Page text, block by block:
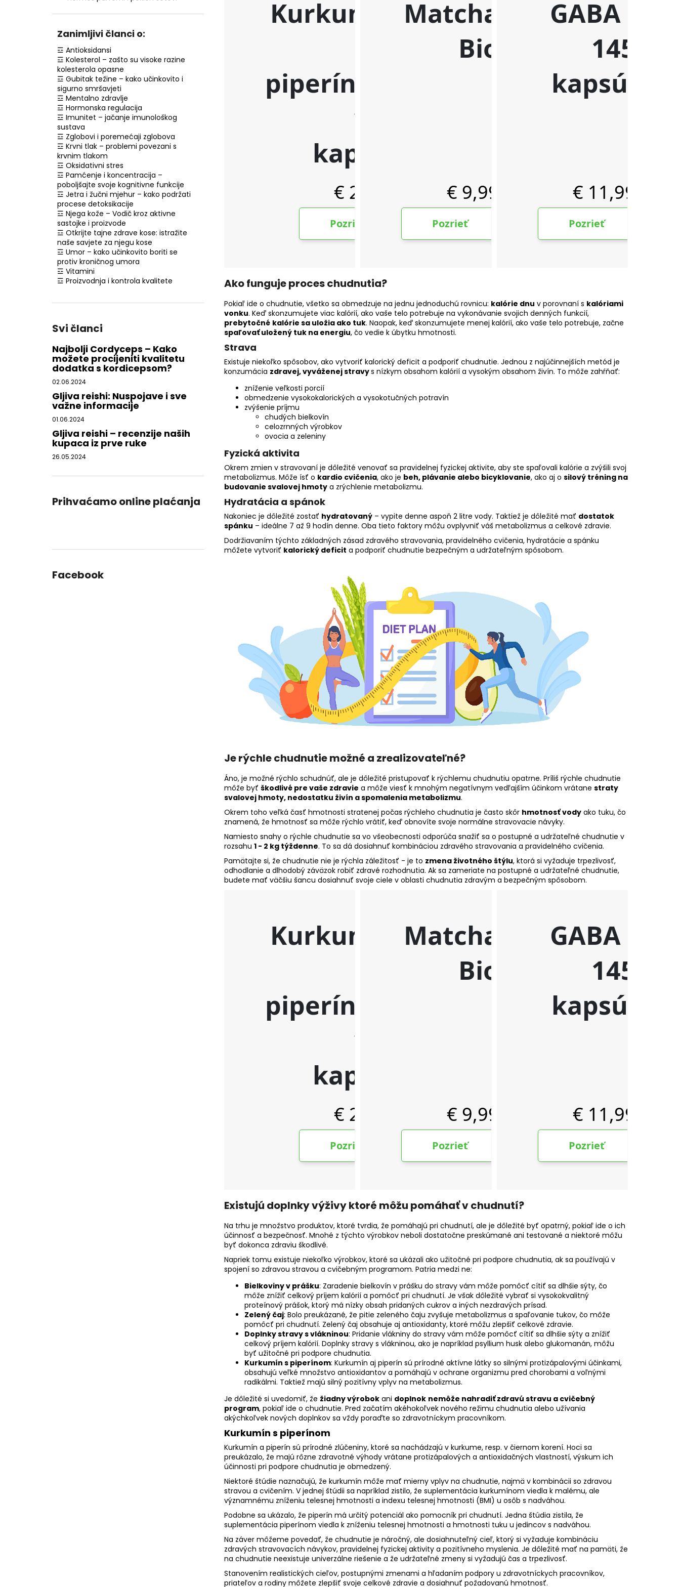
Zanimljivi članci o:
☲ Antioksidansi
☲ Kolesterol – zašto su visoke razine
kolesterola opasne
☲ Gubitak težine – kako učinkovito i
sigurno smršavjeti
☲ Mentalno zdravlje
☲ Hormonska regulacija
☲ Imunitet – jačanje imunološkog
sustava
☲ Zglobovi i poremećaji zglobova
☲ Krvni tlak – problemi povezani s
krvnim tlakom
☲ Oksidativni stres
☲ Pamćenje i koncentracija –
poboljšajte svoje kognitivne funkcije
☲ Jetra i žučni mjehur – kako podržati
procese detoksikacije
☲ Njega kože – Vodič kroz aktivne
sastojke i proizvode
☲ Otkrijte tajne zdrave kose: istražite
naše savjete za njegu kose
☲ Umor – kako učinkovito boriti se
protiv kroničnog umora
☲ Vitamini
☲ Proizvodnja i kontrola kvalitete
Svi članci
Najbolji Cordyceps – Kako
možete procijeniti kvalitetu
dodatka s kordicepsom?
02.06.2024
Gljiva reishi: Nuspojave i sve
važne informacije
01.06.2024
Gljiva reishi – recenzije naših
kupaca iz prve ruke
26.05.2024
Prihvaćamo online plaćanja
Facebook
Ako funguje proces chudnutia?
Pokiaľ ide o chudnutie, všetko sa obmedzuje na jednu jednoduchú rovnicu: kalórie dnu v porovnaní s kalóriami
vonku. Keď skonzumujete viac kalórií, ako vaše telo potrebuje na vykonávanie svojich denných funkcií,
prebytočné kalórie sa uložia ako tuk. Naopak, keď skonzumujete menej kalórií, ako vaše telo potrebuje, začne
spaľovať uložený tuk na energiu, čo vedie k úbytku hmotnosti.
Strava
Existuje niekoľko spôsobov, ako vytvoriť kalorický deficit a podporiť chudnutie. Jednou z najúčinnejších metód je
konzumácia zdravej, vyváženej stravys nízkym obsahom kalórií a vysokým obsahom živín. To môže zahŕňať:
zníženie veľkosti porcií
obmedzenie vysokokalorických a vysokotučných potravín
zvýšenie príjmu
chudých bielkovín
celozrnných výrobkov
ovocia a zeleniny
Fyzická aktivita
Okrem zmien v stravovaní je dôležité venovať sa pravidelnej fyzickej aktivite, aby ste spaľovali kalórie a zvýšili svoj
metabolizmus. Môže ísť o kardio cvičenia, ako je beh, plávanie alebo bicyklovanie, ako aj o silový tréning na
budovanie svalovej hmoty a zrýchlenie metabolizmu.
Hydratácia a spánok
Nakoniec je dôležité zostať hydratovaný – vypite denne aspoň 2 litre vody. Taktiež je dôležité mať dostatok
spánku – ideálne 7 až 9 hodín denne. Oba tieto faktory môžu ovplyvniť váš metabolizmus a celkové zdravie.
Dodržiavaním týchto základných zásad zdravého stravovania, pravidelného cvičenia, hydratácie a spánku
môžete vytvoriť kalorický deficit a podporiť chudnutie bezpečným a udržateľným spôsobom.
Je rýchle chudnutie možné a zrealizovateľné?
Áno, je možné rýchlo schudnúť, ale je dôležité pristupovať k rýchlemu chudnutiu opatrne. Príliš rýchle chudnutie
môže byť škodlivé pre vaše zdravie a môže viesť k mnohým negatívnym vedľajším účinkom vrátane straty
svalovej hmoty, nedostatku živín a spomalenia metabolizmu.
Okrem toho veľká časť hmotnosti stratenej počas rýchleho chudnutia je často skôr hmotnosť vody ako tuku, čo
znamená, že hmotnosť sa môže rýchlo vrátiť, keď obnovíte svoje normálne stravovacie návyky.
Namiesto snahy o rýchle chudnutie sa vo všeobecnosti odporúča snažiť sa o postupné a udržateľné chudnutie v
rozsahu 1 - 2 kg týždenne. To sa dá dosiahnuť kombináciou zdravého stravovania a pravidelného cvičenia.
Pamätajte si, že chudnutie nie je rýchla záležitosť - je to zmena životného štýlu, ktorá si vyžaduje trpezlivosť,
odhodlanie a dlhodobý záväzok robiť zdravé rozhodnutia. Ak sa zameriate na postupné a udržateľné chudnutie,
budete mať väčšiu šancu dosiahnuť svoje ciele v oblasti chudnutia zdravým a bezpečným spôsobom.
Existujú doplnky výživy ktoré môžu pomáhať v chudnutí?
Na trhu je množstvo produktov, ktoré tvrdia, že pomáhajú pri chudnutí, ale je dôležité byť opatrný, pokiaľ ide o ich
účinnosť a bezpečnosť. Mnohé z týchto výrobkov neboli dostatočne preskúmané ani testované a niektoré môžu
byť dokonca zdraviu škodlivé.
Napriek tomu existuje niekoľko výrobkov, ktoré sa ukázali ako užitočné pri podpore chudnutia, ak sa používajú v
spojení so zdravou stravou a cvičebným programom. Patria medzi ne:
Bielkoviny v prášku: Zaradenie bielkovín v prášku do stravy vám môže pomôcť cítiť sa dlhšie sýty, čo
môže znížiť celkový príjem kalórií a pomôcť pri chudnutí. Je však dôležité vybrať si vysokokvalitný
proteínový prášok, ktorý má nízky obsah pridaných cukrov a iných nezdravých prísad.
Zelený čaj: Bolo preukázané, že pitie zeleného čaju zvyšuje metabolizmus a spaľovanie tukov, čo môže
pomôcť pri chudnutí. Zelený čaj obsahuje aj antioxidanty, ktoré môžu zlepšiť celkové zdravie.
Doplnky stravy s vlákninou: Pridanie vlákniny do stravy vám môže pomôcť cítiť sa dlhšie sýty a znížiť
celkový príjem kalórií. Doplnky stravy s vlákninou, ako je napríklad psyllium husk alebo glukomanán, môžu
byť užitočné pri podpore chudnutia.
Kurkumín s piperínom: Kurkumín aj piperín sú prírodné aktívne látky so silnými protizápalovými účinkami,
obsahujú veľké množstvo antioxidantov a pomáhajú v ochrane organizmu pred chorobami a voľnými
radikálmi. Taktiež majú silný pozitívny vplyv na metabolizmus.
Je dôležité si uvedomiť, že žiadny výrobok ani doplnok nemôže nahradiťzdravú stravu a cvičebný
program, pokiaľ ide o chudnutie. Pred začatím akéhokoľvek nového režimu chudnutia alebo užívania
akýchkoľvek nových doplnkov sa vždy poraďte so zdravotníckym pracovníkom.
Kurkumín s piperínom
Kurkumín a piperín sú prírodné zlúčeniny, ktoré sa nachádzajú v kurkume, resp. v čiernom korení. Hoci sa
preukázalo, že majú rôzne zdravotné výhody vrátane protizápalových a antioxidačných vlastností, výskum ich
účinnosti pri podpore chudnutia je obmedzený.
Niektoré štúdie naznačujú, že kurkumín môže mať mierny vplyv na chudnutie, najmä v kombinácii so zdravou
stravou a cvičením. V jednej štúdii sa napríklad zistilo, že suplementácia kurkumínom viedla k malému, ale
významnému zníženiu telesnej hmotnosti a indexu telesnej hmotnosti (BMI) u osôb s nadváhou.
Podobne sa ukázalo, že piperín má určitý potenciál ako pomocník pri chudnutí. Jedna štúdia zistila, že
suplementácia piperínom viedla k zníženiu telesnej hmotnosti a hmotnosti tuku u jedincov s nadváhou.
Na záver môžeme povedať, že chudnutie je náročný, ale dosiahnuteľný cieľ, ktorý si vyžaduje kombináciu
zdravých stravovacích návykov, pravidelnej fyzickej aktivity a pozitívneho myslenia. Je dôležité mať na pamäti, že
na chudnutie neexistuje univerzálne riešenie a že udržateľné zmeny si vyžadujú čas a trpezlivosť.
Stanovením realistických cieľov, postupnými zmenami a hľadaním podpory u zdravotníckych pracovníkov,
priateľov a rodiny môžete zlepšiť svoje celkové zdravie a dosiahnuť požadovanú hmotnosť.
NZ DERMOCOSMETICS KREMA PROTIV
PIGMENTNIH MRLJA –
IZJEDNAČAVANJE TONA KOŽE
NZ DERMOCOSMETICS ROSACEA –
DERMOKOZMETIČKA KREMA ZA
SMANJENJE CRVENILA I JAČANJE
RETINOL SERUM S VITAMINIMA C, E, F, 30
€7,99